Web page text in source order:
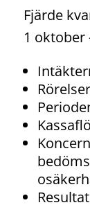
Fjärde
1 oktober